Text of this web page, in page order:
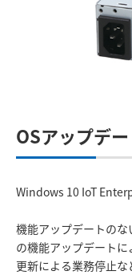
OSアップデ
Windows 10 IoT
機能アップデートのな
の機能アップデート
更新による業務停止な